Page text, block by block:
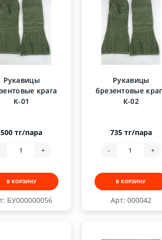
БУ000000056
Рукавицы
крага
К-01
500 тг/пара
+
В КОРЗИНУ
Арт: 000042
Рукавицы
брезентовые
К-02
735 тг/пара
- +
В КОРЗИНУ